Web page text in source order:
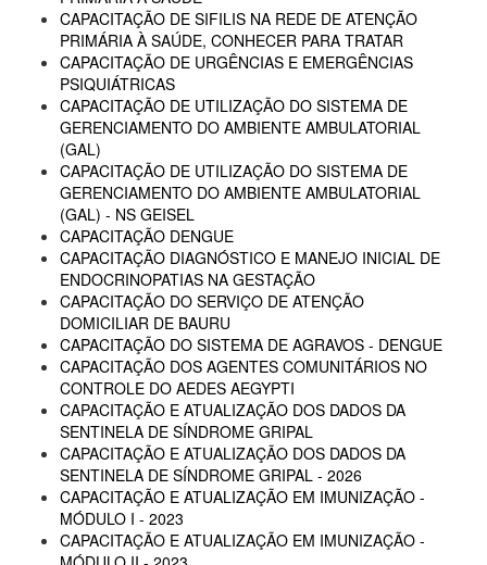
CAPACITAÇÃO DE SIFILIS NA REDE DE ATENÇÃO
PRIMÁRIA À SAÚDE, CONHECER PARA TRATAR
CAPACITAÇÃO DE URGÊNCIAS E EMERGÊNCIAS
PSIQUIÁTRICAS
CAPACITAÇÃO DE UTILIZAÇÃO DO SISTEMA DE
GERENCIAMENTO DO AMBIENTE AMBULATORIAL
(GAL)
CAPACITAÇÃO DE UTILIZAÇÃO DO SISTEMA DE
GERENCIAMENTO DO AMBIENTE AMBULATORIAL
(GAL) - NS GEISEL
CAPACITAÇÃO DENGUE
CAPACITAÇÃO DIAGNÓSTICO E MANEJO INICIAL DE
ENDOCRINOPATIAS NA GESTAÇÃO
CAPACITAÇÃO DO SERVIÇO DE ATENÇÃO
DOMICILIAR DE BAURU
CAPACITAÇÃO DO SISTEMA DE AGRAVOS - DENGUE
CAPACITAÇÃO DOS AGENTES COMUNITÁRIOS NO
CONTROLE DO AEDES AEGYPTI
CAPACITAÇÃO E ATUALIZAÇÃO DOS DADOS DA
SENTINELA DE SÍNDROME GRIPAL
CAPACITAÇÃO E ATUALIZAÇÃO DOS DADOS DA
SENTINELA DE SÍNDROME GRIPAL - 2026
CAPACITAÇÃO E ATUALIZAÇÃO EM IMUNIZAÇÃO -
MÓDULO I - 2023
CAPACITAÇÃO E ATUALIZAÇÃO EM IMUNIZAÇÃO -